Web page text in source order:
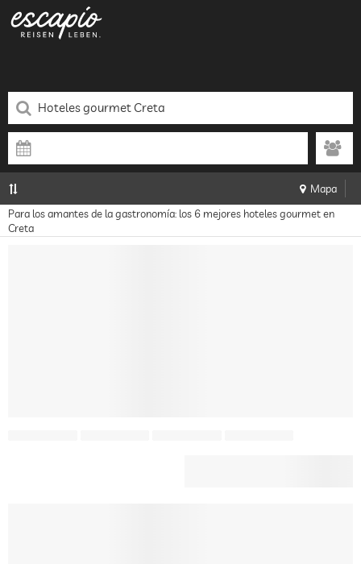
Mapa
Para los amantes de la gastronomía: los 6 mejores hoteles gourmet en
Creta